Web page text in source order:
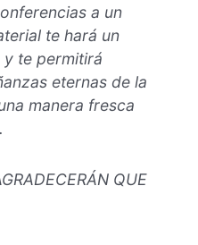
a un
te hará un
te permitirá
eternas de la
manera fresca
QUE